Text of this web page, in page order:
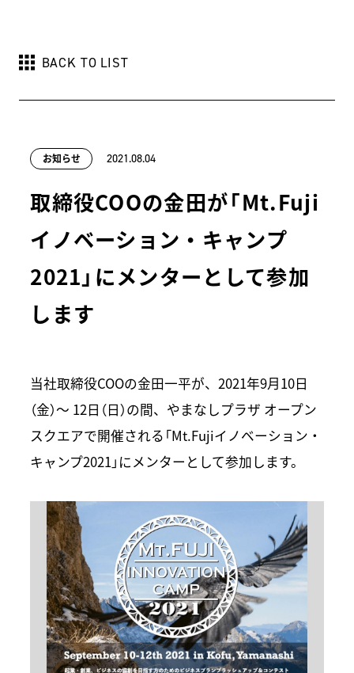
BACK TO LIST
お知らせ 2021.08.04
取締役COOの金田が「Mt.Fuji
イノベーション・キャンプ
2021」にメンターとして参加
します
当社取締役COOの金田一平が、2021年9月10日
（金）～ 12日（日）の間、やまなしプラザ オープン
スクエアで開催される「Mt.Fujiイノベーション・
キャンプ2021」にメンターとして参加します。